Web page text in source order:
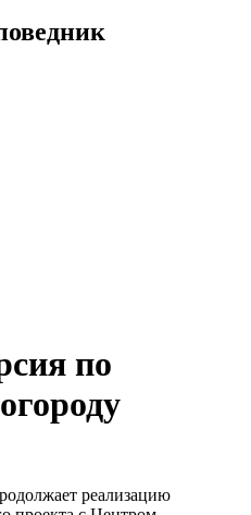
по
реализацию